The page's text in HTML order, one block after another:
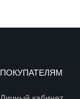
ПОКУПАТЕЛЯМ